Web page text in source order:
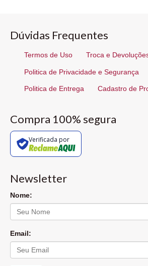
Dúvidas Frequentes
Termos de Uso Troca e
Politica de Privacidade e Segurança
Politica de Entrega Cadastro de
Compra 100% segura
Verificada por
Newsletter
Nome:
Email: